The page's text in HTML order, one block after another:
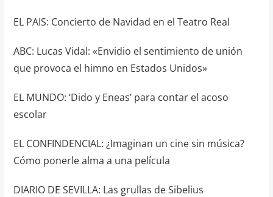
EL PAIS: Concierto de Navidad en el Teatro Real
ABC: Lucas Vidal: «Envidio el sentimiento de unión
que provoca el himno en Estados Unidos»
EL MUNDO: ‘Dido y Eneas’ para contar el acoso
escolar
EL CONFINDENCIAL: ¿Imaginan un cine sin música?
Cómo ponerle alma a una película
DIARIO DE SEVILLA: Las grullas de Sibelius